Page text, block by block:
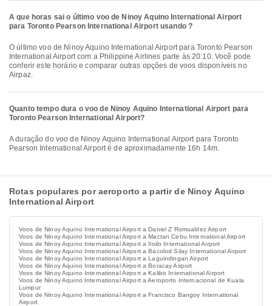
A que horas sai o último voo de Ninoy Aquino International Airport
para Toronto Pearson International Airport usando ?
O último voo de Ninoy Aquino International Airport para Toronto Pearson
International Airport com a Philippine Airlines parte às 20:10. Você pode
conferir este horário e comparar outras opções de voos disponíveis no
Airpaz.
Quanto tempo dura o voo de Ninoy Aquino International Airport para
Toronto Pearson International Airport?
A duração do voo de Ninoy Aquino International Airport para Toronto
Pearson International Airport é de aproximadamente 16h 14m.
Rotas populares por aeroporto a partir de Ninoy Aquino
International Airport
Voos de Ninoy Aquino International Airport a Daniel Z Romualdez Airport
Voos de Ninoy Aquino International Airport a Mactan Cebu International Airport
Voos de Ninoy Aquino International Airport a Iloilo International Airport
Voos de Ninoy Aquino International Airport a Bacolod Silay International Airport
Voos de Ninoy Aquino International Airport a Laguindingan Airport
Voos de Ninoy Aquino International Airport a Boracay Airport
Voos de Ninoy Aquino International Airport a Kalibo International Airport
Voos de Ninoy Aquino International Airport a Aeroporto Internacional de Kuala
Lumpur
Voos de Ninoy Aquino International Airport a Francisco Bangoy International
Airport